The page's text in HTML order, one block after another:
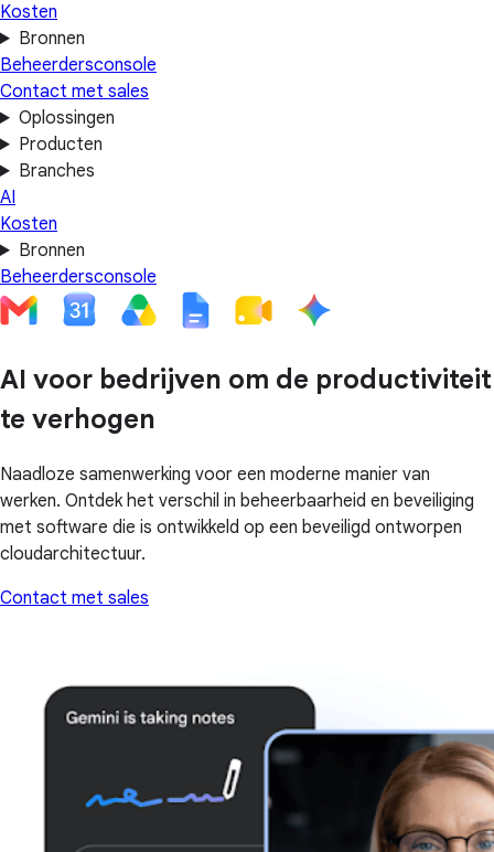
Kosten
Bronnen
Beheerdersconsole
Contact met sales
Oplossingen
Producten
Branches
AI
Kosten
Bronnen
Beheerdersconsole
AI voor bedrijven om de productiviteit
te verhogen
Naadloze samenwerking voor een moderne manier van
werken. Ontdek het verschil in beheerbaarheid en beveiliging
met software die is ontwikkeld op een beveiligd ontworpen
cloudarchitectuur.
Contact met sales